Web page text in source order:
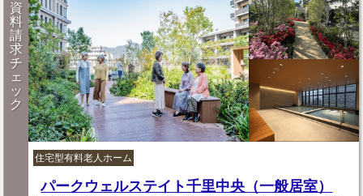
資
料
請
求
チ
ェ
ッ
ク
住宅型有料老人ホーム
パークウェルステイト千里中央（一般居室）